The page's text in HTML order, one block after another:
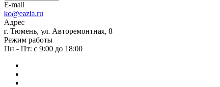
E-mail
ko@eazia.ru
Адрес
г. Тюмень, ул. Авторемонтная, 8
Режим работы
Пн - Пт: с 9:00 до 18:00